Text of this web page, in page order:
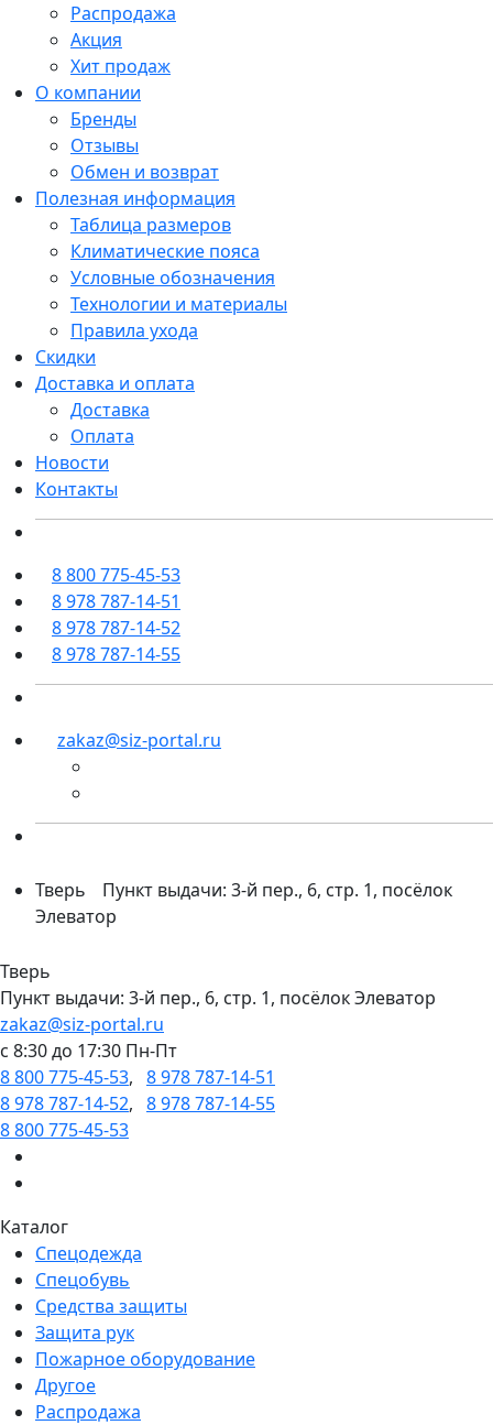
Распродажа
Акция
Хит продаж
О компании
Бренды
Отзывы
Обмен и возврат
Полезная информация
Таблица размеров
Климатические пояса
Условные обозначения
Технологии и материалы
Правила ухода
Скидки
Доставка и оплата
Доставка
Оплата
Новости
Контакты
8 800 775-45-53
8 978 787-14-51
8 978 787-14-52
8 978 787-14-55
zakaz@siz-portal.ru
Тверь
Пункт выдачи: 3-й пер., 6, стр. 1, посёлок
Элеватор
Тверь
Пункт выдачи: 3-й пер., 6, стр. 1, посёлок Элеватор
zakaz@siz-portal.ru
c 8:30 до 17:30 Пн-Пт
8 800 775-45-53, 8 978 787-14-51
8 978 787-14-52, 8 978 787-14-55
8 800 775-45-53
Каталог
Спецодежда
Спецобувь
Средства защиты
Защита рук
Пожарное оборудование
Другое
Распродажа